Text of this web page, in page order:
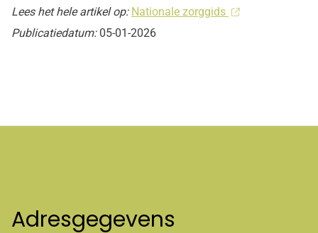
Lees het hele artikel op: Nationale zorggids
Publicatiedatum: 05-01-2026
Adresgegevens